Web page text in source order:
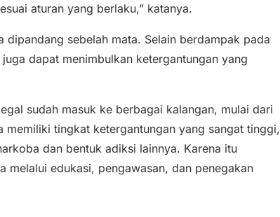
aturan yang berlaku,” katanya.
sebelah mata. Selain berdampak pada
dapat menimbulkan ketergantungan yang
sudah masuk ke berbagai kalangan, mulai dari
tingkat ketergantungan yang sangat tinggi,
dan bentuk adiksi lainnya. Karena itu
melalui edukasi, pengawasan, dan penegakan